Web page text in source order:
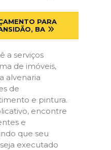
PARA
BA
a serviços
de imóveis,
alvenaria
de
e pintura.
encontre
e
que seu
executado